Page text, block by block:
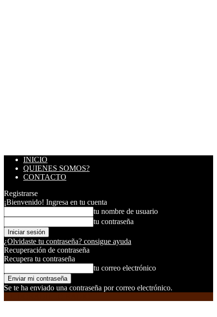
INICIO
QUIENES SOMOS?
CONTACTO
Registrarse
¡Bienvenido! Ingresa en tu cuenta
tu nombre de usuario
tu contraseña
¿Olvidaste tu contraseña? consigue ayuda
Recuperación de contraseña
Recupera tu contraseña
tu correo electrónico
Se te ha enviado una contraseña por correo electrónico.